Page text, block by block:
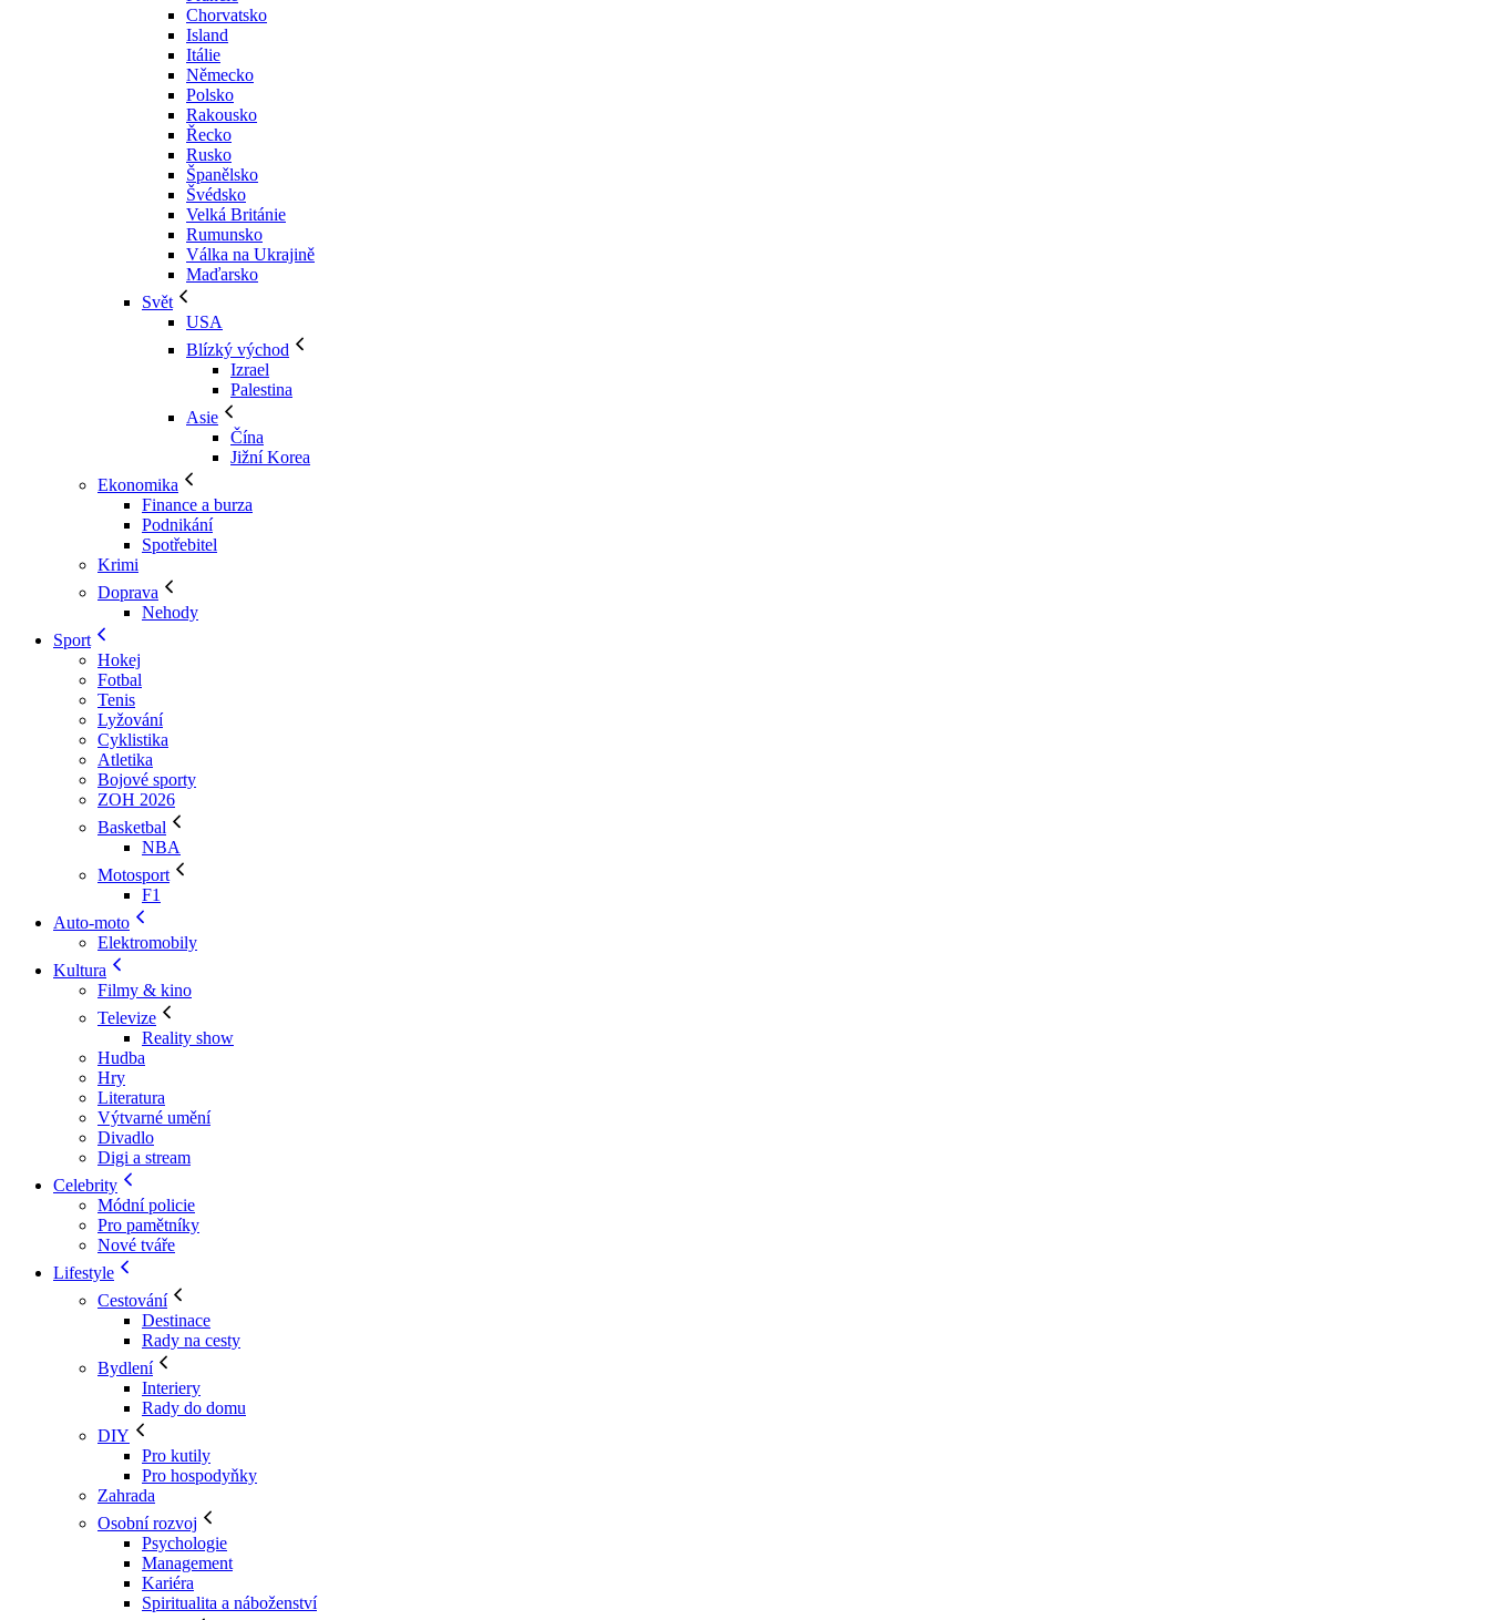
Chorvatsko
Island
Itálie
Německo
Polsko
Rakousko
Řecko
Rusko
Španělsko
Švédsko
Velká Británie
Rumunsko
Válka na Ukrajině
Maďarsko
Svět
USA
Blízký východ
Izrael
Palestina
Asie
Čína
Jižní Korea
Ekonomika
Finance a burza
Podnikání
Spotřebitel
Krimi
Doprava
Nehody
Sport
Hokej
Fotbal
Tenis
Lyžování
Cyklistika
Atletika
Bojové sporty
ZOH 2026
Basketbal
NBA
Motosport
F1
Auto-moto
Elektromobily
Kultura
Filmy & kino
Televize
Reality show
Hudba
Hry
Literatura
Výtvarné umění
Divadlo
Digi a stream
Celebrity
Módní policie
Pro pamětníky
Nové tváře
Lifestyle
Cestování
Destinace
Rady na cesty
Bydlení
Interiery
Rady do domu
DIY
Pro kutily
Pro hospodyňky
Zahrada
Osobní rozvoj
Psychologie
Management
Kariéra
Spiritualita a náboženství